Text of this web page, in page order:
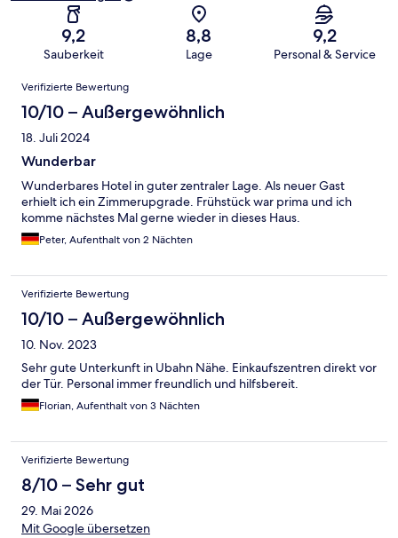
9,2
Sauberkeit
8,8
Lage
9,2
Personal & Service
Bewertungen
Verifizierte Bewertung
10/10 – Außergewöhnlich
18. Juli 2024
Wunderbar
Wunderbares Hotel in guter zentraler Lage. Als neuer Gast
erhielt ich ein Zimmerupgrade. Frühstück war prima und ich
komme nächstes Mal gerne wieder in dieses Haus.
Peter, Aufenthalt von 2 Nächten
Verifizierte Bewertung
10/10 – Außergewöhnlich
10. Nov. 2023
Sehr gute Unterkunft in Ubahn Nähe. Einkaufszentren direkt vor
der Tür. Personal immer freundlich und hilfsbereit.
Florian, Aufenthalt von 3 Nächten
Verifizierte Bewertung
8/10 – Sehr gut
29. Mai 2026
Mit Google übersetzen